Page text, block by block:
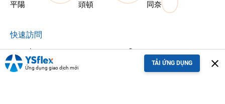
平陽
頭頓 同奈
快速訪問
YSekyc
YSflex
YSinvest
Ứng dụng giao dịch mới
TẢI ỨNG DỤNG close